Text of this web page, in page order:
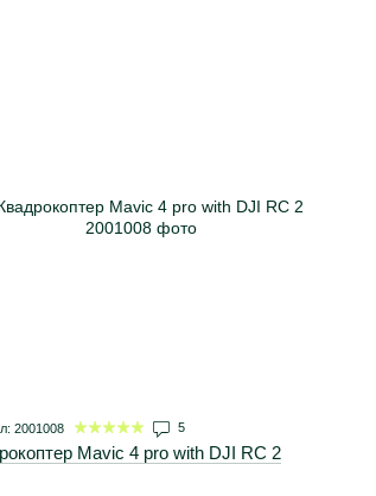
2001008 5
Mavic 4 pro with DJI RC 2